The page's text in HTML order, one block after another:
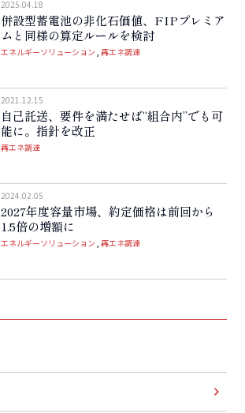
2025.04.18
併設型蓄電池の非化石価値、FIPプレミア
ムと同様の算定ルールを検討
エネルギーソリューション 再エネ調達
2021.12.15
自己託送、要件を満たせば“組合内”でも可
能に。指針を改正
再エネ調達
2024.02.05
2027年度容量市場、約定価格は前回から
1.5倍の増額に
エネルギーソリューション 再エネ調達